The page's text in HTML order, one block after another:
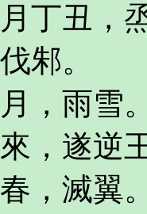
丁丑，
邾。
，雨雪
，遂逆
，滅翼